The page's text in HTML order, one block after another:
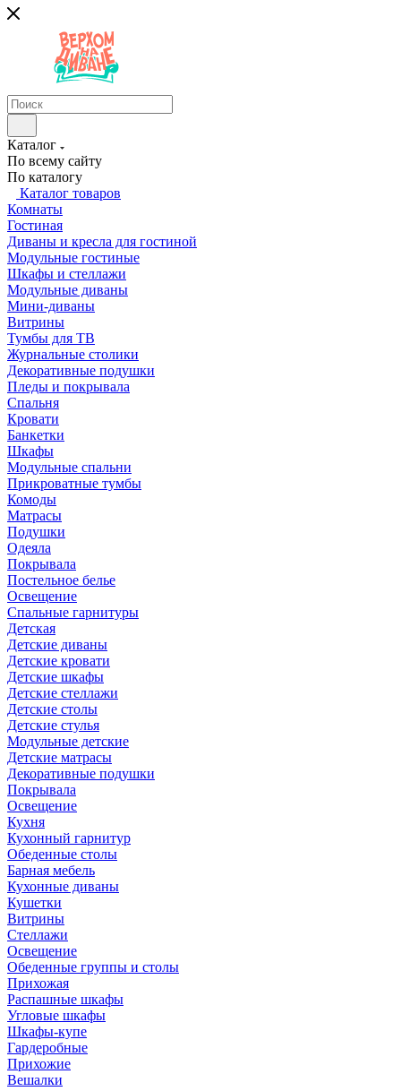
Каталог
По всему сайту
По каталогу
Каталог товаров
Комнаты
Гостиная
Диваны и кресла для гостиной
Модульные гостиные
Шкафы и стеллажи
Модульные диваны
Мини-диваны
Витрины
Тумбы для ТВ
Журнальные столики
Декоративные подушки
Пледы и покрывала
Спальня
Кровати
Банкетки
Шкафы
Модульные спальни
Прикроватные тумбы
Комоды
Матрасы
Подушки
Одеяла
Покрывала
Постельное белье
Освещение
Спальные гарнитуры
Детская
Детские диваны
Детские кровати
Детские шкафы
Детские стеллажи
Детские столы
Детские стулья
Модульные детские
Детские матрасы
Декоративные подушки
Покрывала
Освещение
Кухня
Кухонный гарнитур
Обеденные столы
Барная мебель
Кухонные диваны
Кушетки
Витрины
Стеллажи
Освещение
Обеденные группы и столы
Прихожая
Распашные шкафы
Угловые шкафы
Шкафы-купе
Гардеробные
Прихожие
Вешалки